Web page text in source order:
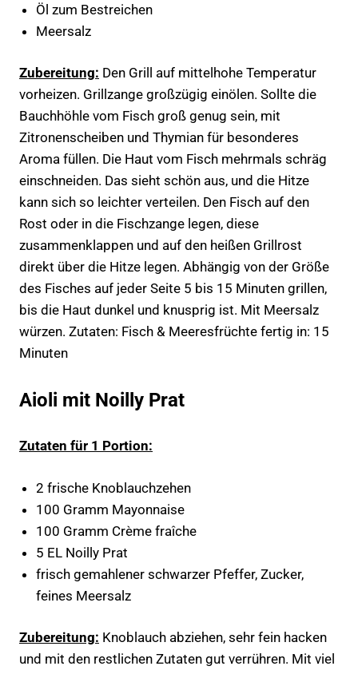
Öl zum Bestreichen
Meersalz
Zubereitung: Den Grill auf mittelhohe Temperatur
vorheizen. Grillzange großzügig einölen. Sollte die
Bauchhöhle vom Fisch groß genug sein, mit
Zitronenscheiben und Thymian für besonderes
Aroma füllen. Die Haut vom Fisch mehrmals schräg
einschneiden. Das sieht schön aus, und die Hitze
kann sich so leichter verteilen. Den Fisch auf den
Rost oder in die Fischzange legen, diese
zusammenklappen und auf den heißen Grillrost
direkt über die Hitze legen. Abhängig von der Größe
des Fisches auf jeder Seite 5 bis 15 Minuten grillen,
bis die Haut dunkel und knusprig ist. Mit Meersalz
würzen. Zutaten: Fisch & Meeresfrüchte fertig in: 15
Minuten
Aioli mit Noilly Prat
Zutaten für 1 Portion:
2 frische Knoblauchzehen
100 Gramm Mayonnaise
100 Gramm Crème fraîche
5 EL Noilly Prat
frisch gemahlener schwarzer Pfeffer, Zucker,
feines Meersalz
Zubereitung: Knoblauch abziehen, sehr fein hacken
und mit den restlichen Zutaten gut verrühren. Mit viel